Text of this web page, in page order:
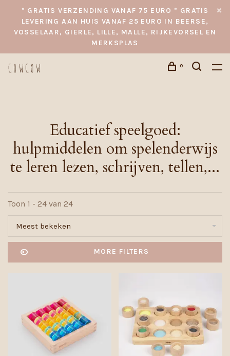
* GRATIS VERZENDING VANAF 75 EURO * GRATIS
LEVERING AAN HUIS VANAF 25 EURO IN BEERSE,
VOSSELAAR, GIERLE, LILLE, MALLE, RIJKEVORSEL EN
MERKSPLAS
0
Educatief speelgoed:
hulpmiddelen om spelenderwijs
te leren lezen, schrijven, tellen,...
Toon 1 - 24 van 24
Meest bekeken
MORE FILTERS